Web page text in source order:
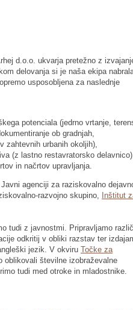
d.o.o. ukvarja pretežno z
delovanja si je naša ekipa
usposobljena za naslednje
potenciala (jedrno vrtanje,
ob gradnjah,
zahtevnih urbanih okoljih),
(z lastno restavratorsko
in načrtov upravljanja.
agenciji za raziskovalno
razvojno skupino,
Inštitut
tudi z javnostmi. Pripravljamo
odkritij v obliki razstav ter
jezik. V okviru Točke za
oblikovali številne izobraževalne
tudi med otroke in mladostnike.